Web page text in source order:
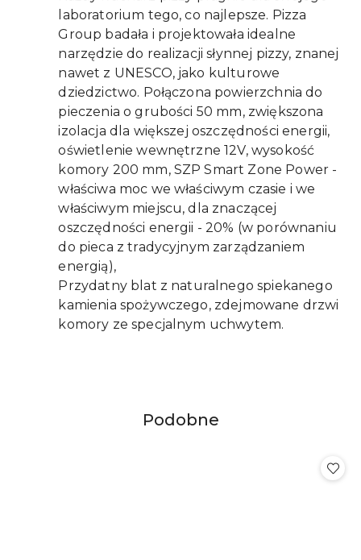
laboratorium tego, co najlepsze. Pizza
Group badała i projektowała idealne
narzędzie do realizacji słynnej pizzy, znanej
nawet z UNESCO, jako kulturowe
dziedzictwo. Połączona powierzchnia do
pieczenia o grubości 50 mm, zwiększona
izolacja dla większej oszczędności energii,
oświetlenie wewnętrzne 12V, wysokość
komory 200 mm, SZP Smart Zone Power -
właściwa moc we właściwym czasie i we
właściwym miejscu, dla znaczącej
oszczędności energii - 20% (w porównaniu
do pieca z tradycyjnym zarządzaniem
energią),
Przydatny blat z naturalnego spiekanego
kamienia spożywczego, zdejmowane drzwi
komory ze specjalnym uchwytem.
Pomiń karuzelę produktów
Produkty
Podobne